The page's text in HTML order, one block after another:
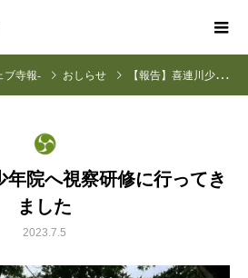
ブ寺報- おしらせ 【報告】喜連川少年院へ視察研修に行ってきました
年院へ視察研修に行ってき
ました
2023.7.5